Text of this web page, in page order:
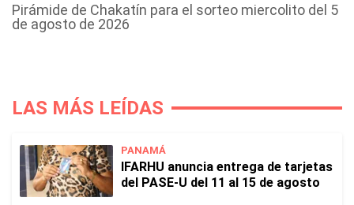
Pirámide de Chakatín para el sorteo miercolito del 5
de agosto de 2026
LAS MÁS LEÍDAS
PANAMÁ
IFARHU anuncia entrega de tarjetas
del PASE-U del 11 al 15 de agosto